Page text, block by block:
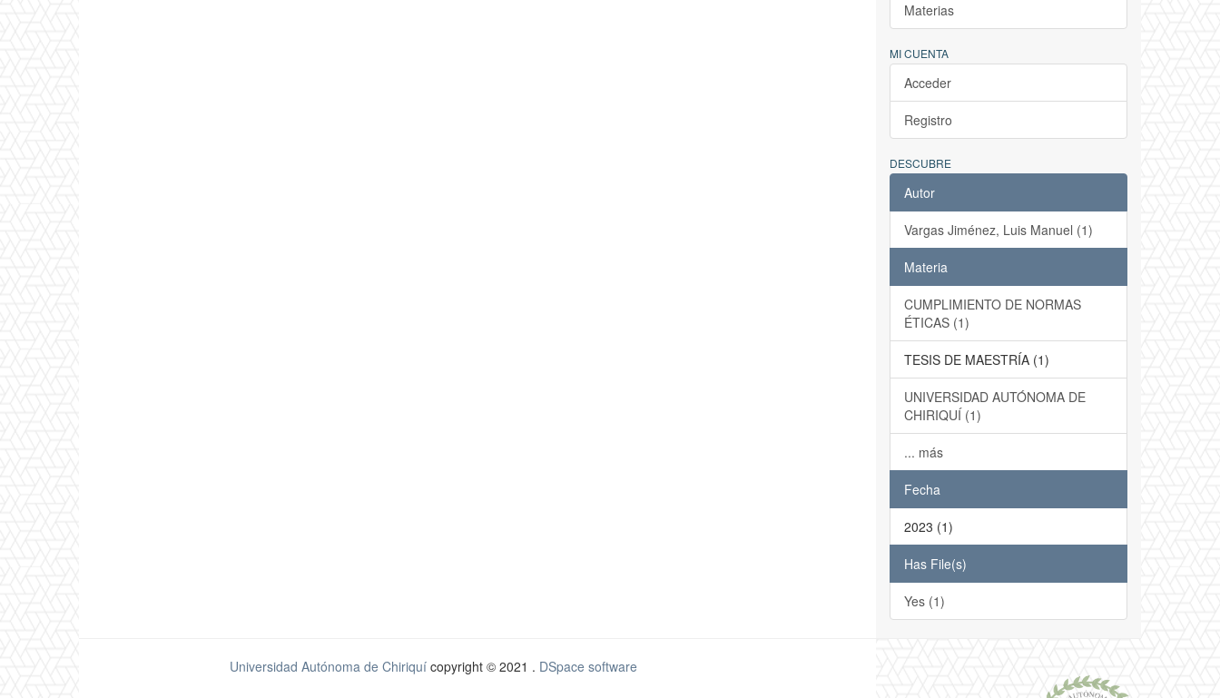
Materias
MI CUENTA
Acceder
Registro
DESCUBRE
Autor
Vargas Jiménez, Luis Manuel (1)
Materia
CUMPLIMIENTO DE NORMAS
ÉTICAS (1)
TESIS DE MAESTRÍA (1)
UNIVERSIDAD AUTÓNOMA DE
CHIRIQUÍ (1)
... más
Fecha
2023 (1)
Has File(s)
Yes (1)
Universidad Autónoma de Chiriquícopyright © 2021 . DSpace software